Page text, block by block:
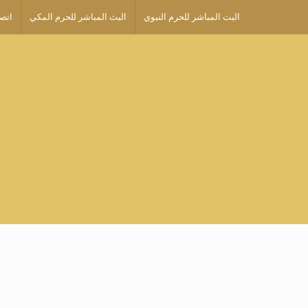
البث المباشر للحرم النبوي البث المباشر للحرم المكي